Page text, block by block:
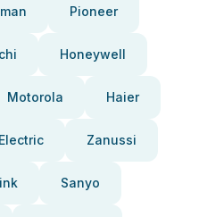
Pioneer
Honeywell
Motorola Haier
Zanussi
Sanyo